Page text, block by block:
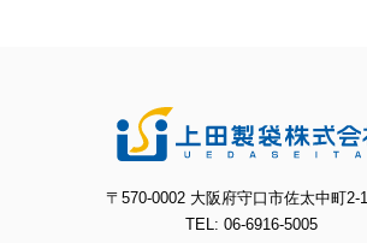
〒570-0002 大阪府守口市佐太中町2-
TEL: 06-6916-5005